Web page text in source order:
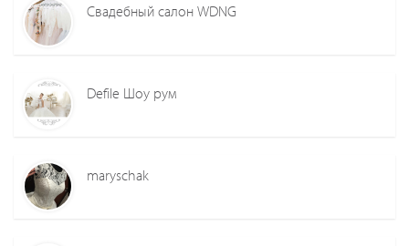
Свадебный салон WDNG
Defile Шоу рум
maryschak